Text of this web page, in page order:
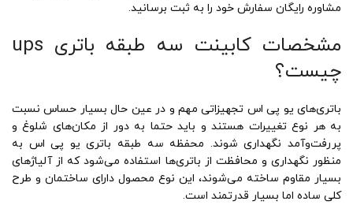
مشاوره رایگان سفارش خود را به ثبت برسانید.
مشخصات کابینت سه طبقه باتری ups
چیست؟
باتری‌های یو پی اس تجهیزاتی مهم و در عین حال بسیار حساس نسبت
به هر نوع تغییرات هستند و باید حتما به دور از مکان‌های شلوغ و
پررفت‌وآمد نگهداری شوند. محفظه سه طبقه باتری یو پی اس به
منظور نگهداری و محافظت از باتری‌ها استفاده می‌شود که از آلیاژهای
بسیار مقاوم ساخته می‌شوند، این نوع محصول دارای ساختمان و طرح
کلی ساده اما بسیار قدرتمند است.